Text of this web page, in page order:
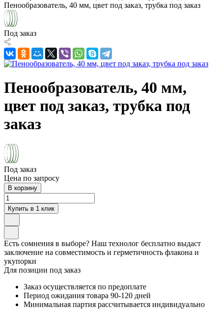
Пенообразователь, 40 мм, цвет под заказ, трубка под заказ
Под заказ
Пенообразователь, 40 мм,
цвет под заказ, трубка под
заказ
Под заказ
Цена по запросу
В корзину
Купить в 1 клик
Есть сомнения в выборе? Наш технолог бесплатно выдаст
заключение на совместимость и герметичность флакона и
укупорки
Для позиции под заказ
Заказ осуществляется по предоплате
Период ожидания товара 90-120 дней
Минимальная партия рассчитывается индивидуально